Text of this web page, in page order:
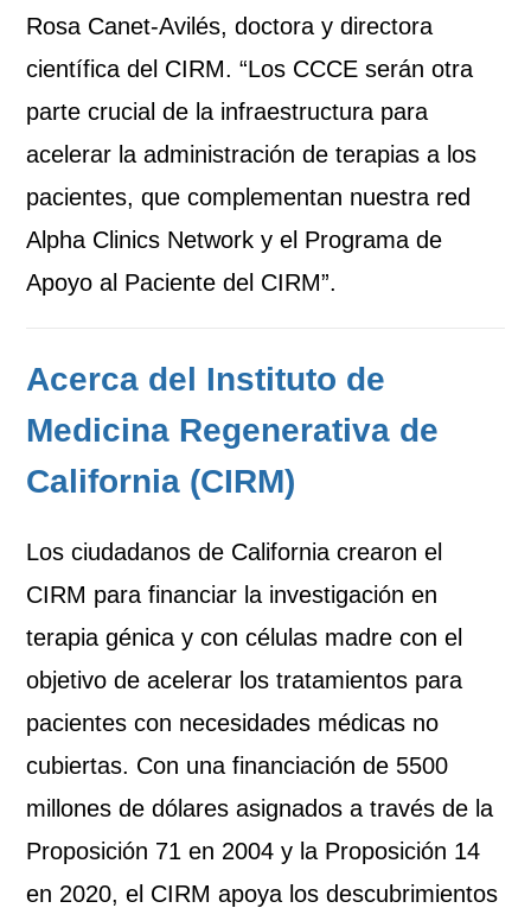
Rosa Canet-Avilés, doctora y directora
científica del CIRM. “Los CCCE serán otra
parte crucial de la infraestructura para
acelerar la administración de terapias a los
pacientes, que complementan nuestra red
Alpha Clinics Network y el Programa de
Apoyo al Paciente del CIRM”.
Acerca del Instituto de
Medicina Regenerativa de
California (CIRM)
Los ciudadanos de California crearon el
CIRM para financiar la investigación en
terapia génica y con células madre con el
objetivo de acelerar los tratamientos para
pacientes con necesidades médicas no
cubiertas. Con una financiación de 5500
millones de dólares asignados a través de la
Proposición 71 en 2004 y la Proposición 14
en 2020, el CIRM apoya losdescubrimientos